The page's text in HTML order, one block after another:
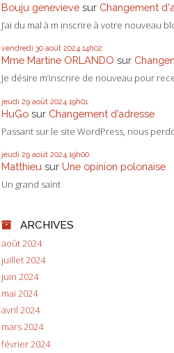
Bouju genevieve sur Changement
J’ai du mal à m inscrire à votre nouveau
vendredi 30 août 2024 14h02
Mme Martine ORLANDO sur
Je désire m’inscrire de nouveau pour
jeudi 29 août 2024 19h01
HuGo sur Changement d’adresse
Passant sur le site WordPress, nous
jeudi 29 août 2024 19h00
Matthieu sur Une opinion polonaise
Un grand saint
ARCHIVES
août 2024
juillet 2024
juin 2024
mai 2024
avril 2024
mars 2024
février 2024